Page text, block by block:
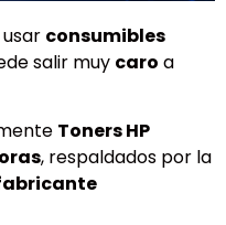
consumibles
salir muy caro a
Toners HP
, respaldados por la